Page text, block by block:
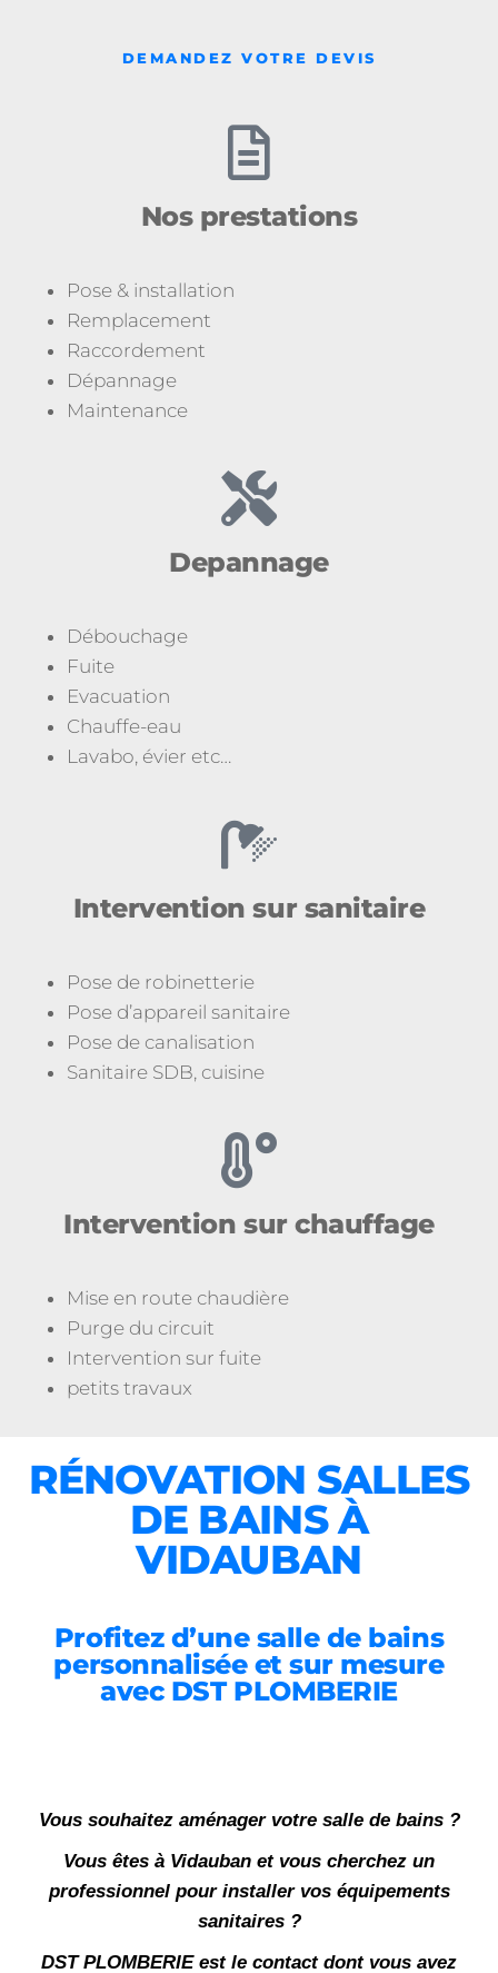
DEMANDEZ VOTRE DEVIS
Nos prestations
Pose & installation
Remplacement
Raccordement
Dépannage
Maintenance
Depannage
Débouchage
Fuite
Evacuation
Chauffe-eau
Lavabo, évier etc…
Intervention sur sanitaire
Pose de robinetterie
Pose d’appareil sanitaire
Pose de canalisation
Sanitaire SDB, cuisine
Intervention sur chauffage
Mise en route chaudière
Purge du circuit
Intervention sur fuite
petits travaux
RÉNOVATION SALLES
DE BAINS À
VIDAUBAN
Profitez d’une salle de bains
personnalisée et sur mesure
avec DST PLOMBERIE
Vous souhaitez aménager votre salle de bains ?
Vous êtes à Vidauban et vous cherchez un
professionnel pour installer vos équipements
sanitaires ?
DST PLOMBERIE est le contact dont vous avez